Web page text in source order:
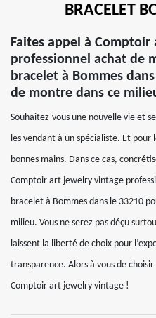
BRACELET
Faites appel à
professionnel achat de
bracelet à Bommes
de montre dans ce
Souhaitez-vous une nouvelle vie et
les vendant à un spécialiste. Et
bonnes mains. Dans ce cas,
Comptoir art jewelry vintage
bracelet à Bommes dans le 33210
milieu. Vous ne serez pas déçu
laissent la liberté de choix pour
transparence. Alors à vous de
Comptoir art jewelry vintage !